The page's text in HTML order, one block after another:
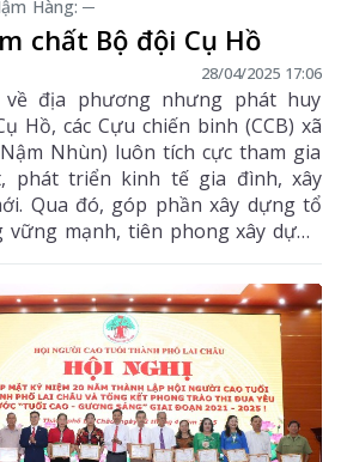
Hàng: ─
chất Bộ đội Cụ Hồ
28/04/2025 17:06
địa phương nhưng phát huy
Hồ, các Cựu chiến binh (CCB) xã
Nhùn) luôn tích cực tham gia
phát triển kinh tế gia đình, xây
Qua đó, góp phần xây dựng tổ
mạnh, tiên phong xây dựng
phát triển.